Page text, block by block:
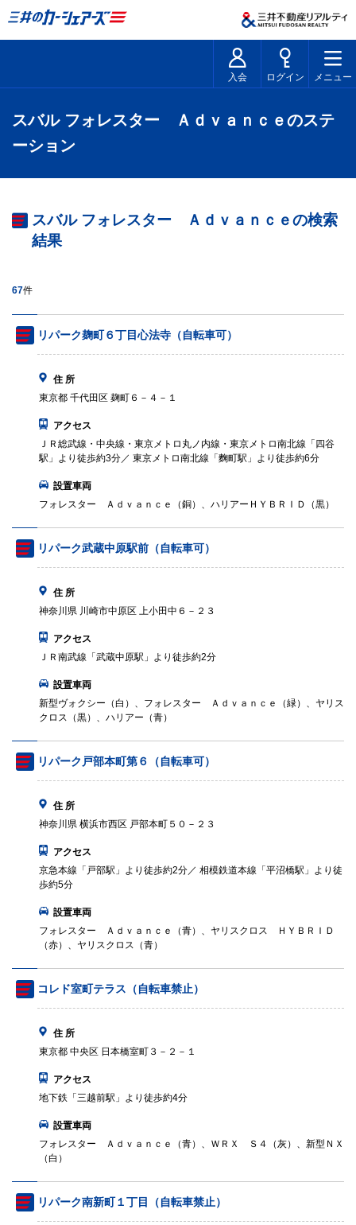
入会 ログイン メニュー
スバル フォレスター Ａｄｖａｎｃｅのステ
ーション
スバル フォレスター Ａｄｖａｎｃｅの検索
結果
67件
リパーク麹町６丁目心法寺（自転車可）
住 所
東京都 千代田区 麹町６－４－１
アクセス
ＪＲ総武線・中央線・東京メトロ丸ノ内線・東京メトロ南北線「四谷
駅」より徒歩約3分／ 東京メトロ南北線「麴町駅」より徒歩約6分
設置車両
フォレスター Ａｄｖａｎｃｅ（銅）、ハリアーＨＹＢＲＩＤ（黒）
リパーク武蔵中原駅前（自転車可）
住 所
神奈川県 川崎市中原区 上小田中６－２３
アクセス
ＪＲ南武線「武蔵中原駅」より徒歩約2分
設置車両
新型ヴォクシー（白）、フォレスター Ａｄｖａｎｃｅ（緑）、ヤリス
クロス（黒）、ハリアー（青）
リパーク戸部本町第６（自転車可）
住 所
神奈川県 横浜市西区 戸部本町５０－２３
アクセス
京急本線「戸部駅」より徒歩約2分／ 相模鉄道本線「平沼橋駅」より徒
歩約5分
設置車両
フォレスター Ａｄｖａｎｃｅ（青）、ヤリスクロス ＨＹＢＲＩＤ
（赤）、ヤリスクロス（青）
コレド室町テラス（自転車禁止）
住 所
東京都 中央区 日本橋室町３－２－１
アクセス
地下鉄「三越前駅」より徒歩約4分
設置車両
フォレスター Ａｄｖａｎｃｅ（青）、ＷＲＸ Ｓ４（灰）、新型ＮＸ
（白）
リパーク南新町１丁目（自転車禁止）